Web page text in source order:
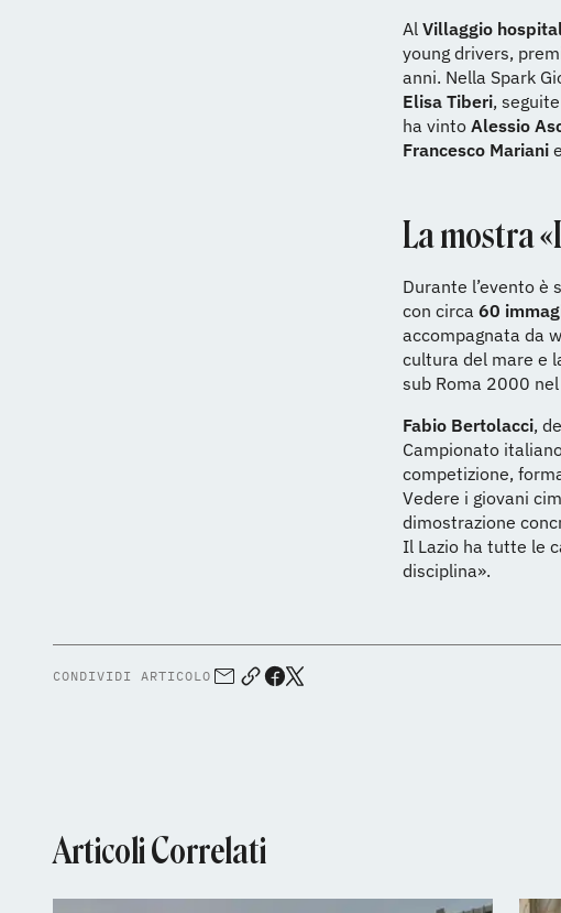
Al Villaggio
young drivers,
anni. Nella Spark
Elisa Tiberi,
ha vinto Alessio
Francesco Mariani
La mostra
Durante l’evento
con circa 60
accompagnata da
cultura del mare e
sub Roma 2000
Fabio Bertolacci,
Campionato
competizione,
Vedere i giovani
dimostrazione
Il Lazio ha tutte le
disciplina».
CONDIVIDI ARTICOLO
Articoli Correlati